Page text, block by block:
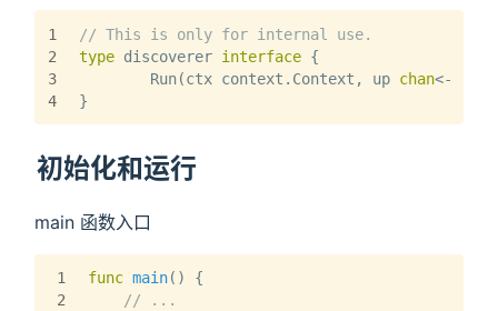
1
2
3
4
// This is only for internal use.
type discoverer interface {
	Run(ctx context.Context, up
chan<-
}
初始化和运行
main 函数入口
1
2
func main() {
// ...